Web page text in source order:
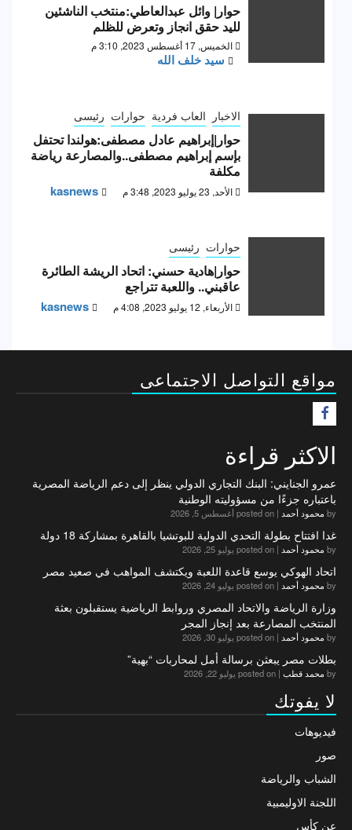
حوار| وائل عبدالعاطي:منتخب الناشئين
لليد حقق انجاز وتعرض للظلم
الخميس, 17 أغسطس 2023, 3:10 م
سيد خلف الله
الاخبار العاب فردية حوارات رئيسى
حوار|إبراهيم عادل مصطفى:هولندا تحتفل
بإسم إبراهيم مصطفى..والمصارعة رياضة
مكلفة
الأحد, 23 يوليو 2023, 3:48 م kasnews
حوارات رئيسى
حوار|هادية حسني: اتحاد الريشة الطائرة
عاقبني.. واللعبة تتراجع
الأربعاء, 12 يوليو 2023, 4:08 م kasnews
مواقع التواصل الاجتماعى
الاكثر قراءة
عمرو الجنايني: البنك التجاري الدولي ينظر إلى دعم الرياضة المصرية
باعتباره جزءًا من مسؤوليته الوطنية
by محمود أحمد | posted on أغسطس 5, 2026
غدا افتتاح بطولة التحدي الدولية للبوتشيا بالقاهرة بمشاركة 18 دولة
by محمود أحمد | posted on يوليو 25, 2026
اتحاد الهوكي يوسع قاعدة اللعبة ويكتشف المواهب في صعيد مصر
by محمود أحمد | posted on يوليو 24, 2026
وزارة الرياضة والاتحاد المصري وروابط الرياضية يستقبلون بعثة
المنتخب المصارعة بعد إنجاز المجر
by محمود أحمد | posted on يوليو 30, 2026
بطلات مصر يبعثن برسالة أمل لمحاربات “بهية”
by محمد قطب | posted on يوليو 22, 2026
لا يفوتك
فيديوهات
صور
الشباب والرياضة
اللجنة الاوليمبية
عن كأس